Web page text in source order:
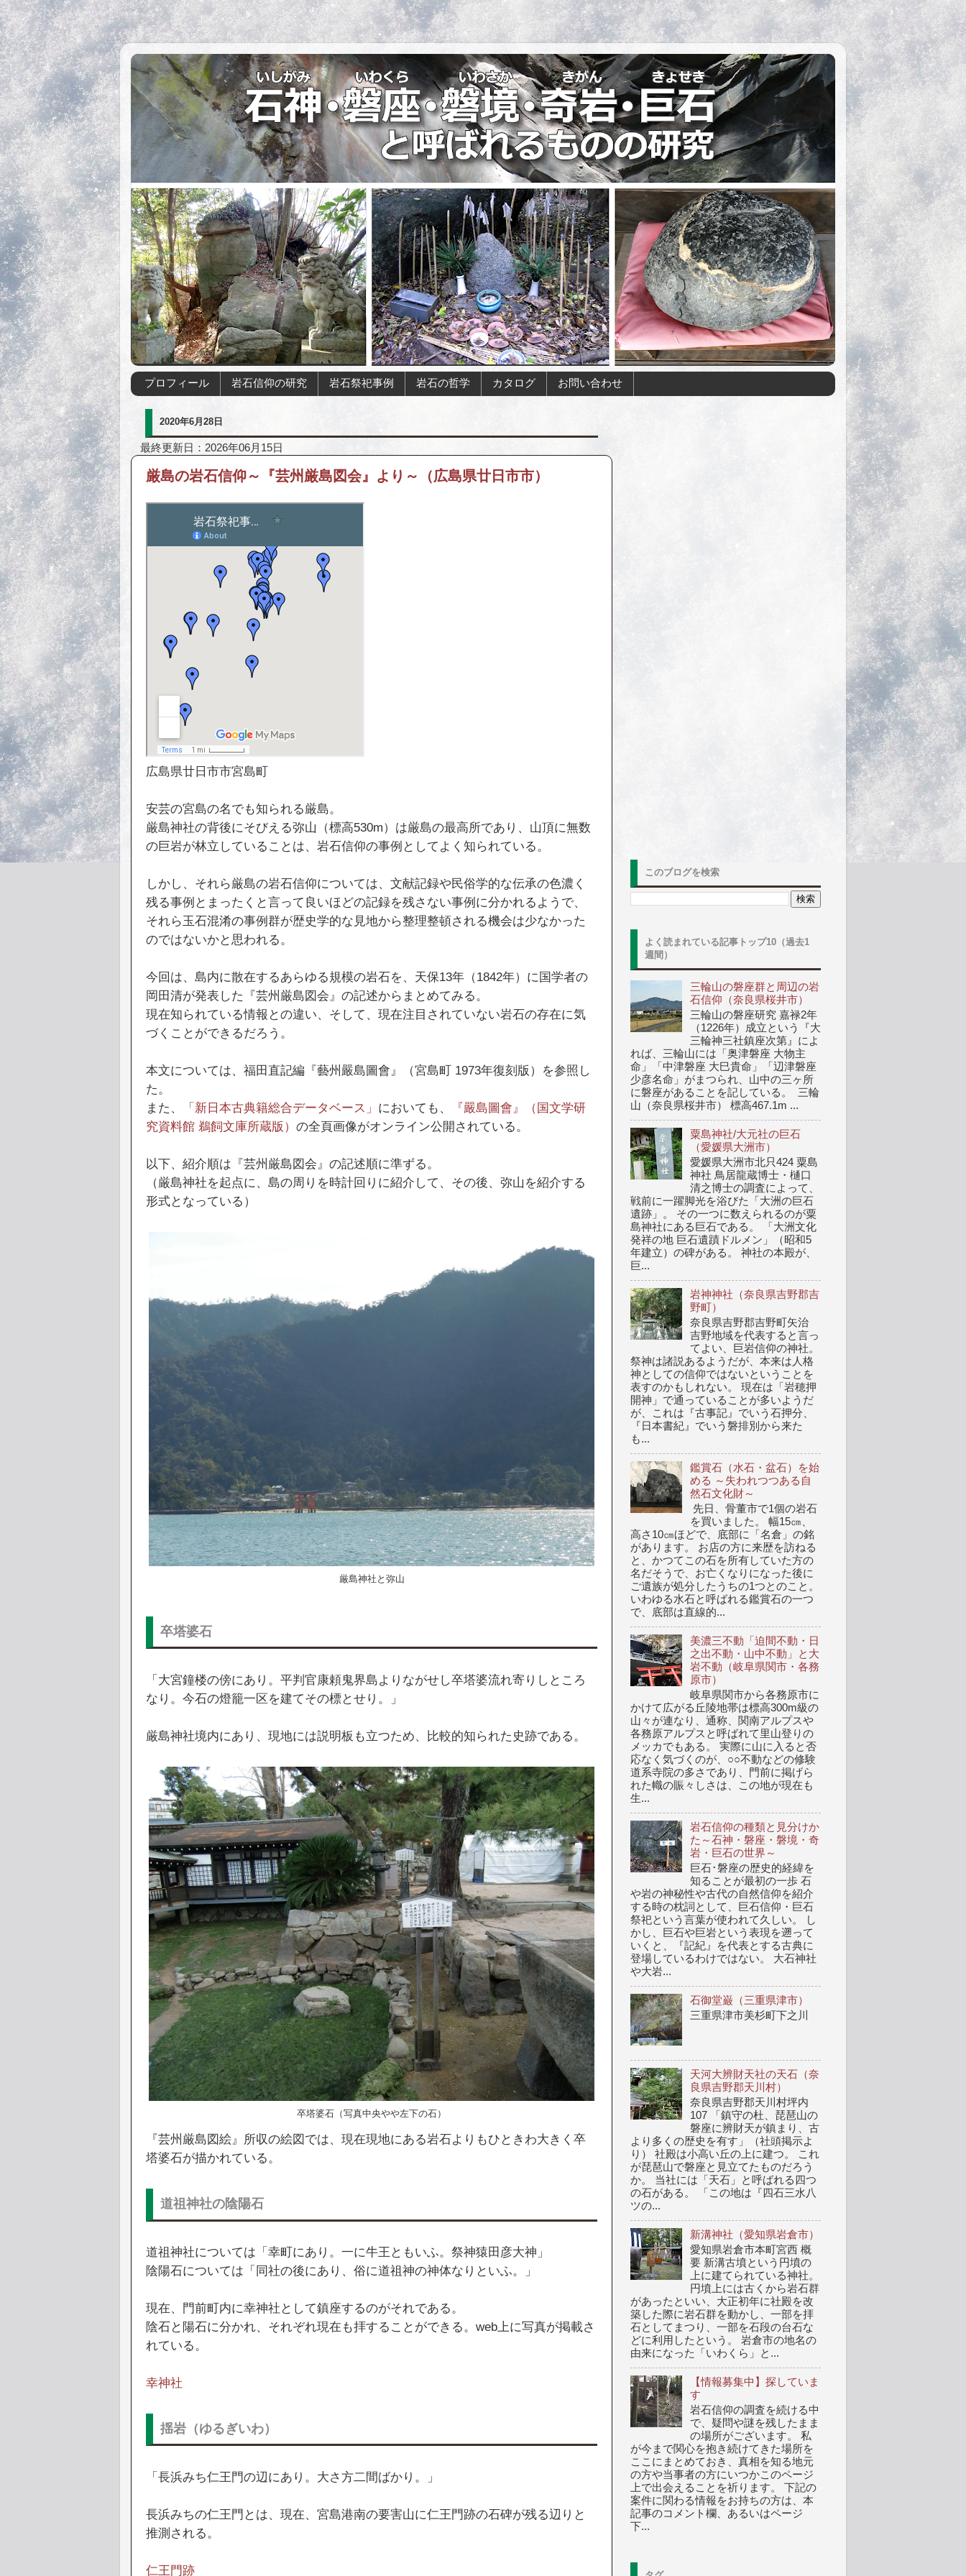
プロフィール 岩石信仰の研究 岩石祭祀事例 岩石の哲学 カタログ お問い合わせ
2020年6月28日
最終更新日：2026年06月15日
厳島の岩石信仰～『芸州厳島図会』より～（広島県廿日市市）
広島県廿日市市宮島町
安芸の宮島の名でも知られる厳島。
厳島神社の背後にそびえる弥山（標高530m）は厳島の最高所であり、山頂に無数
の巨岩が林立していることは、岩石信仰の事例としてよく知られている。
しかし、それら厳島の岩石信仰については、文献記録や民俗学的な伝承の色濃く
残る事例とまったくと言って良いほどの記録を残さない事例に分かれるようで、
それら玉石混淆の事例群が歴史学的な見地から整理整頓される機会は少なかった
のではないかと思われる。
今回は、島内に散在するあらゆる規模の岩石を、天保13年（1842年）に国学者の
岡田清が発表した『芸州厳島図会』の記述からまとめてみる。
現在知られている情報との違い、そして、現在注目されていない岩石の存在に気
づくことができるだろう。
本文については、福田直記編『藝州嚴島圖會』（宮島町 1973年復刻版）を参照し
た。
また、
「新日本古典籍総合データベース」 においても、
『嚴島圖會』（国文学研
究資料館 鵜飼文庫所蔵版） の全頁画像がオンライン公開されている。
以下、紹介順は『芸州厳島図会』の記述順に準ずる。
（厳島神社を起点に、島の周りを時計回りに紹介して、その後、弥山を紹介する
形式となっている）
厳島神社と弥山
卒塔婆石
「大宮鐘楼の傍にあり。平判官康頼鬼界島よりながせし卒塔婆流れ寄りしところ
なり。今石の燈籠一区を建てその標とせり。」
厳島神社境内にあり、現地には説明板も立つため、比較的知られた史跡である。
卒塔婆石（写真中央やや左下の石）
『芸州厳島図絵』所収の絵図では、現在現地にある岩石よりもひときわ大きく卒
塔婆石が描かれている。
道祖神社の陰陽石
道祖神社については「幸町にあり。一に牛王ともいふ。祭神猿田彦大神」
陰陽石については「同社の後にあり、俗に道祖神の神体なりといふ。」
現在、門前町内に幸神社として鎮座するのがそれである。
陰石と陽石に分かれ、それぞれ現在も拝することができる。web上に写真が掲載さ
れている。
幸神社
揺岩（ゆるぎいわ）
「長浜みち仁王門の辺にあり。大さ方二間ばかり。」
長浜みちの仁王門とは、現在、宮島港南の要害山に仁王門跡の石碑が残る辺りと
推測される。
仁王門跡
このブログを検索
よく読まれている記事トップ10（過去1
週間）
三輪山の磐座群と周辺の岩
石信仰（奈良県桜井市）
三輪山の磐座研究 嘉禄2年
（1226年）成立という『大
三輪神三社鎮座次第』によ
れば、三輪山には「奥津磐座 大物主
命」「中津磐座 大巳貴命」「辺津磐座
少彦名命」がまつられ、山中の三ヶ所
に磐座があることを記している。 三輪
山（奈良県桜井市） 標高467.1m ...
粟島神社/大元社の巨石
（愛媛県大洲市）
愛媛県大洲市北只424 粟島
神社 鳥居龍蔵博士・樋口
清之博士の調査によって、
戦前に一躍脚光を浴びた「大洲の巨石
遺跡」。 その一つに数えられるのが粟
島神社にある巨石である。 「大洲文化
発祥の地 巨石遺蹟ドルメン」（昭和5
年建立）の碑がある。 神社の本殿が、
巨...
岩神神社（奈良県吉野郡吉
野町）
奈良県吉野郡吉野町矢治
吉野地域を代表すると言っ
てよい、巨岩信仰の神社。
祭神は諸説あるようだが、本来は人格
神としての信仰ではないということを
表すのかもしれない。 現在は「岩穂押
開神」で通っていることが多いようだ
が、これは『古事記』でいう石押分、
『日本書紀』でいう磐排別から来た
も...
鑑賞石（水石・盆石）を始
める ～失われつつある自
然石文化財～
先日、骨董市で1個の岩石
を買いました。 幅15㎝、
高さ10㎝ほどで、底部に「名倉」の銘
があります。 お店の方に来歴を訪ねる
と、かつてこの石を所有していた方の
名だそうで、お亡くなりになった後に
ご遺族が処分したうちの1つとのこと。
いわゆる水石と呼ばれる鑑賞石の一つ
で、底部は直線的...
美濃三不動「迫間不動・日
之出不動・山中不動」と大
岩不動（岐阜県関市・各務
原市）
岐阜県関市から各務原市に
かけて広がる丘陵地帯は標高300m級の
山々が連なり、通称、関南アルプスや
各務原アルプスと呼ばれて里山登りの
メッカでもある。 実際に山に入ると否
応なく気づくのが、○○不動などの修験
道系寺院の多さであり、門前に掲げら
れた幟の賑々しさは、この地が現在も
生...
岩石信仰の種類と見分けか
た～石神・磐座・磐境・奇
岩・巨石の世界～
巨石･磐座の歴史的経緯を
知ることが最初の一歩 石
や岩の神秘性や古代の自然信仰を紹介
する時の枕詞として、巨石信仰・巨石
祭祀という言葉が使われて久しい。 し
かし、巨石や巨岩という表現を遡って
いくと、『記紀』を代表とする古典に
登場しているわけではない。 大石神社
や大岩...
石御堂巌（三重県津市）
三重県津市美杉町下之川
天河大辨財天社の天石（奈
良県吉野郡天川村）
奈良県吉野郡天川村坪内
107 「鎮守の杜、琵琶山の
磐座に辨財天が鎮まり、古
より多くの歴史を有す」（社頭掲示よ
り） 社殿は小高い丘の上に建つ。 これ
が琵琶山で磐座と見立てたものだろう
か。 当社には「天石」と呼ばれる四つ
の石がある。 「この地は『四石三水八
ツの...
新溝神社（愛知県岩倉市）
愛知県岩倉市本町宮西 概
要 新溝古墳という円墳の
上に建てられている神社。
円墳上には古くから岩石群
があったといい、大正初年に社殿を改
築した際に岩石群を動かし、一部を拝
石としてまつり、一部を石段の台石な
どに利用したという。 岩倉市の地名の
由来になった「いわくら」と...
【情報募集中】探していま
す
岩石信仰の調査を続ける中
で、疑問や謎を残したまま
の場所がございます。 私
が今まで関心を抱き続けてきた場所を
ここにまとめておき、真相を知る地元
の方や当事者の方にいつかこのページ
上で出会えることを祈ります。 下記の
案件に関わる情報をお持ちの方は、本
記事のコメント欄、あるいはページ
下...